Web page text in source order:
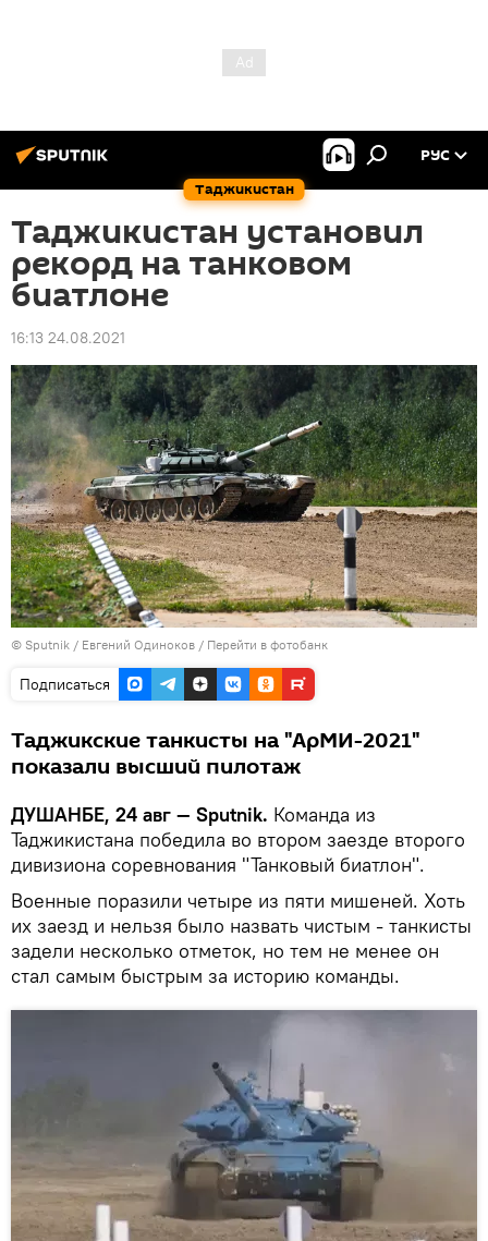
Таджикистан
РУС
Таджикистан установил
рекорд на танковом
биатлоне
16:13 24.08.2021
© Sputnik / Евгений Одиноков / Перейти в фотобанк
Подписаться
Таджикские танкисты на "АрМИ-2021"
показали высший пилотаж
ДУШАНБЕ, 24 авг — Sputnik. Команда из
Таджикистана победила во втором заезде второго
дивизиона соревнования "Танковый биатлон".
Военные поразили четыре из пяти мишеней. Хоть
их заезд и нельзя было назвать чистым - танкисты
задели несколько отметок, но тем не менее он
стал самым быстрым за историю команды.